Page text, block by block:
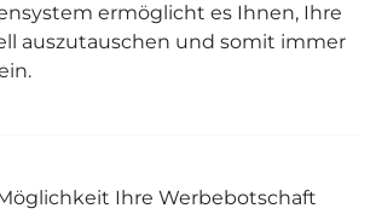
ermöglicht es Ihnen, Ihre
auszutauschen und somit immer
Ihre Werbebotschaft